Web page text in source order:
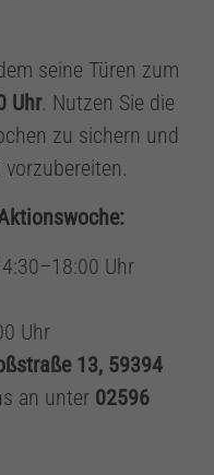
dolor. Aenean
penatibus et
nascetur
felis, ultricies
seine Türen zum
Uhr. Nutzen Sie die
zu sichern und
Uhr
Uhr
13, 59394
an unter 02596